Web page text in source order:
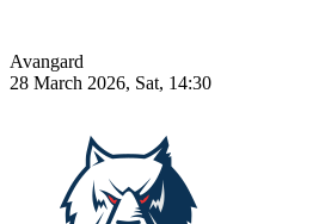
Avangard
28 March 2026, Sat, 14:30